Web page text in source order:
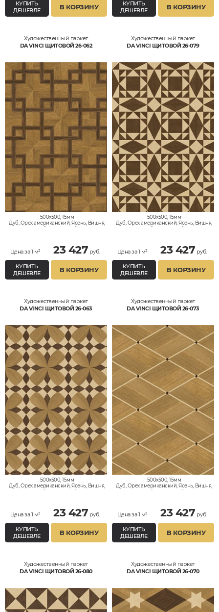
КУПИТЬ
ДЕШЕВЛЕ
В КОРЗИНУ
КУПИТЬ
ДЕШЕВЛЕ
В КОРЗИНУ
Художественный паркет
DA VINCI ЩИТОВОЙ 26-062
500x500, 15мм
Дуб, Орех американский, Ясень, Вишня,
Клён, Тик, Мербау, Термодуб, Палисандр,
Цена за 1 м² 23 427 руб.
КУПИТЬ
ДЕШЕВЛЕ
В КОРЗИНУ
Художественный паркет
DA VINCI ЩИТОВОЙ 26-079
500x500, 15мм
Дуб, Орех американский, Ясень, Вишня,
Клён, Тик, Мербау, Термодуб, Палисандр,
Цена за 1 м² 23 427 руб.
КУПИТЬ
ДЕШЕВЛЕ
В КОРЗИНУ
Художественный паркет
DA VINCI ЩИТОВОЙ 26-063
500x500, 15мм
Дуб, Орех американский, Ясень, Вишня,
Клён, Тик, Мербау, Термодуб, Палисандр,
Цена за 1 м² 23 427 руб.
КУПИТЬ
ДЕШЕВЛЕ
В КОРЗИНУ
Художественный паркет
DA VINCI ЩИТОВОЙ 26-073
500x500, 15мм
Дуб, Орех американский, Ясень, Вишня,
Клён, Тик, Мербау, Термодуб, Палисандр,
Цена за 1 м² 23 427 руб.
КУПИТЬ
ДЕШЕВЛЕ
В КОРЗИНУ
Художественный паркет
DA VINCI ЩИТОВОЙ 26-080
Художественный паркет
DA VINCI ЩИТОВОЙ 26-070